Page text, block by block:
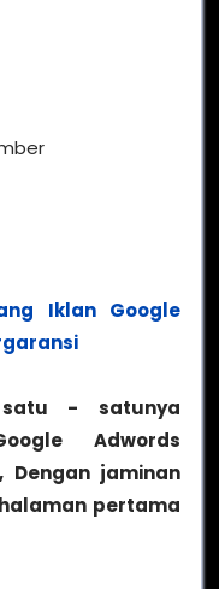
Iklan Google
- satunya
Adwords
Dengan jaminan
pertama